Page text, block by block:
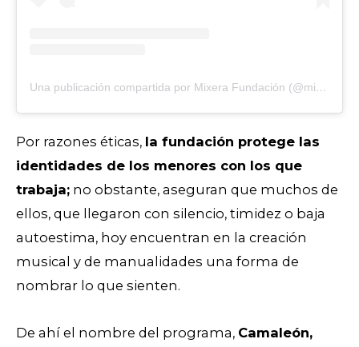
Una publicación compartida por Mixera Fundación (@mixerafund)
Por razones éticas, la fundación protege las
identidades de los menores con los que
trabaja; no obstante, aseguran que muchos de
ellos, que llegaron con silencio, timidez o baja
autoestima, hoy encuentran en la creación
musical y de manualidades una forma de
nombrar lo que sienten.
De ahí el nombre del programa, Camaleón,